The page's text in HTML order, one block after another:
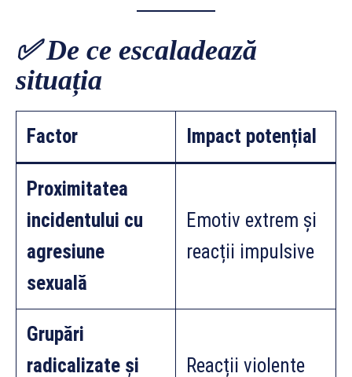
✅ De ce escaladează
situația
Factor Impact potențial
Proximitatea
incidentului cu
agresiune
sexuală
Emotiv extrem și
reacții impulsive
Grupări
radicalizate și
Reacții violente